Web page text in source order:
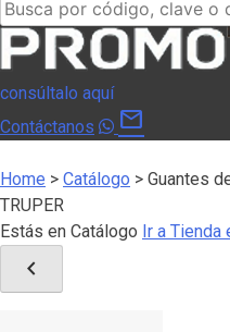
consúltalo aquí
Contáctanos
mail
Home > Catálogo > Guantes
TRUPER
Estás en Catálogo Ir a Tienda
chevron_left